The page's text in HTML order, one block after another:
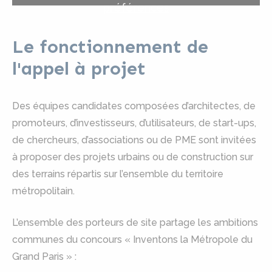
préférences
Le fonctionnement de
l'appel à projet
Des équipes candidates composées d’architectes, de
promoteurs, d’investisseurs, d’utilisateurs, de start-ups,
de chercheurs, d’associations ou de PME sont invitées
à proposer des projets urbains ou de construction sur
des terrains répartis sur l’ensemble du territoire
métropolitain.
L’ensemble des porteurs de site partage les ambitions
communes du concours « Inventons la Métropole du
Grand Paris » :